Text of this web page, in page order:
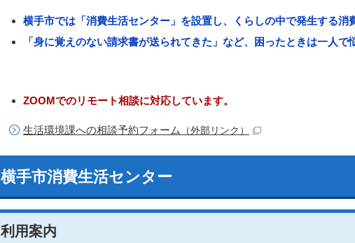
横手市では「消費生活センター」を設置し、くらしの中で発生する消
「身に覚えのない請求書が送られてきた」など、困ったときは一人で
ZOOMでのリモート相談に対応しています。
生活環境課への相談予約フォーム （外部リンク）
横手市消費生活センター
利用案内